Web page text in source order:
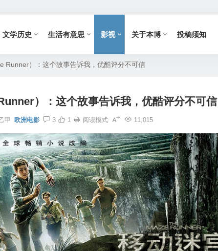
文学历史 生活有意思 影视 关于本博 投稿须知
Runner）：这个故事告诉我，优酷评分不可信
）：这个故事告诉我，优酷评分不可信
甲 欧洲电影 3 11,015
1 阅读模式